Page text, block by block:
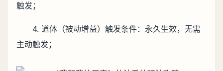
触发；
4. 道体（被动增益）触发条件：永久生效，无需
主动触发；